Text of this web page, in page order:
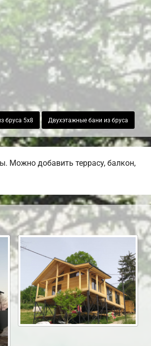
бруса 5х8 Двухэтажные бани из бруса
Можно добавить террасу, балкон,